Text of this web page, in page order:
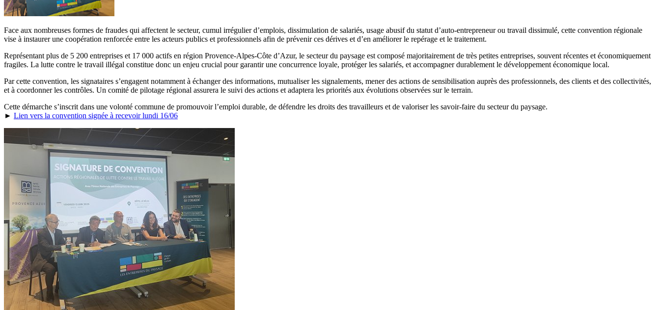
Face aux nombreuses formes de fraudes qui affectent le secteur, cumul irrégulier d’emplois, dissimulation de salariés, usage abusif du statut d’auto-entrepreneur ou travail dissimulé, cette convention régionale
vise à instaurer une coopération renforcée entre les acteurs publics et professionnels afin de prévenir ces dérives et d’en améliorer le repérage et le traitement.
Représentant plus de 5 200 entreprises et 17 000 actifs en région Provence-Alpes-Côte d’Azur, le secteur du paysage est composé majoritairement de très petites entreprises, souvent récentes et économiquement
fragiles. La lutte contre le travail illégal constitue donc un enjeu crucial pour garantir une concurrence loyale, protéger les salariés, et accompagner durablement le développement économique local.
Par cette convention, les signataires s’engagent notamment à échanger des informations, mutualiser les signalements, mener des actions de sensibilisation auprès des professionnels, des clients et des collectivités,
et à coordonner les contrôles. Un comité de pilotage régional assurera le suivi des actions et adaptera les priorités aux évolutions observées sur le terrain.
Cette démarche s’inscrit dans une volonté commune de promouvoir l’emploi durable, de défendre les droits des travailleurs et de valoriser les savoir-faire du secteur du paysage.
► Lien vers la convention signée à recevoir lundi 16/06